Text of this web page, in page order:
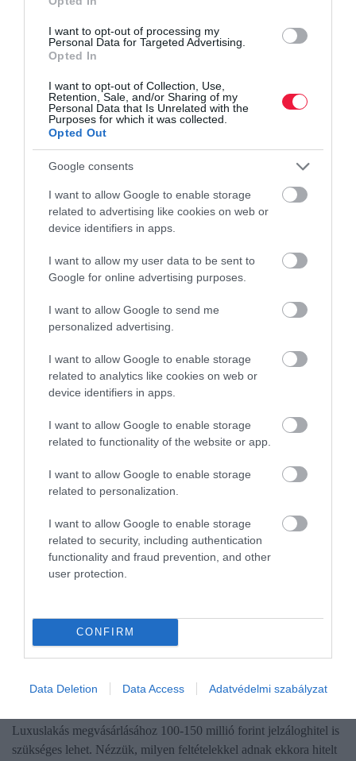
I want to opt-out of processing my
Personal Data for Targeted Advertising.
Opted In
I want to opt-out of Collection, Use,
Retention, Sale, and/or Sharing of my
Personal Data that Is Unrelated with the
Purposes for which it was collected.
Opted Out
Google consents
I want to allow Google to enable storage
related to advertising like cookies on web or
device identifiers in apps.
I want to allow my user data to be sent to
Google for online advertising purposes.
I want to allow Google to send me
personalized advertising.
I want to allow Google to enable storage
related to analytics like cookies on web or
device identifiers in apps.
I want to allow Google to enable storage
related to functionality of the website or app.
I want to allow Google to enable storage
related to personalization.
I want to allow Google to enable storage
related to security, including authentication
functionality and fraud prevention, and other
user protection.
CONFIRM
Data Deletion Data Access Adatvédelmi szabályzat
szolgáltatók gyakran
árfolyamotalkalmaznak. Mindig a helyi pénznemben történő
fizetést válasszuk,ha a forintszámlánkhoz tartozó bankkártyával
fizetünk a boltban vagy veszünk le készpénzt.
tranzakciós illeték
átutalás paypal
Így vehető fel 100-150 millió forint lakáshitel
Luxuslakás megvásárlásához 100-150 millió forint jelzáloghitel is
szükséges lehet. Nézzük, milyen feltételekkel adnak ekkora hitelt